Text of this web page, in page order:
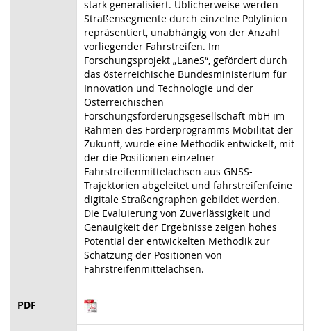
stark generalisiert. Üblicherweise werden
Straßensegmente durch einzelne Polylinien
repräsentiert, unabhängig von der Anzahl
vorliegender Fahrstreifen. Im
Forschungsprojekt „LaneS“, gefördert durch
das österreichische Bundesministerium für
Innovation und Technologie und der
Österreichischen
Forschungsförderungsgesellschaft mbH im
Rahmen des Förderprogramms Mobilität der
Zukunft, wurde eine Methodik entwickelt, mit
der die Positionen einzelner
Fahrstreifenmittelachsen aus GNSS-
Trajektorien abgeleitet und fahrstreifenfeine
digitale Straßengraphen gebildet werden.
Die Evaluierung von Zuverlässigkeit und
Genauigkeit der Ergebnisse zeigen hohes
Potential der entwickelten Methodik zur
Schätzung der Positionen von
Fahrstreifenmittelachsen.
PDF